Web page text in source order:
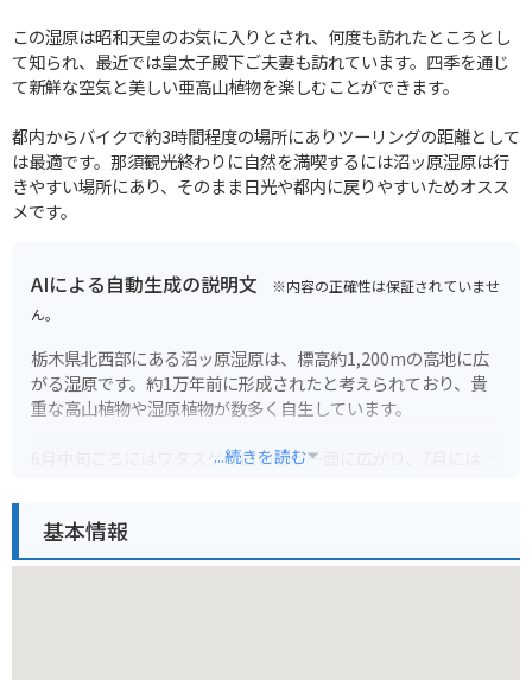
この湿原は昭和天皇のお気に入りとされ、何度も訪れたところとし
て知られ、最近では皇太子殿下ご夫妻も訪れています。四季を通じ
て新鮮な空気と美しい亜高山植物を楽しむことができます。
都内からバイクで約3時間程度の場所にありツーリングの距離として
は最適です。那須観光終わりに自然を満喫するには沼ッ原湿原は行
きやすい場所にあり、そのまま日光や都内に戻りやすいためオスス
メです。
AIによる自動生成の説明文 ※内容の正確性は保証されていませ
ん。
栃木県北西部にある沼ッ原湿原は、標高約1,200mの高地に広
がる湿原です。約1万年前に形成されたと考えられており、貴
重な高山植物や湿原植物が数多く自生しています。
6月中旬ごろにはワタスゲの白い穂が一面に広がり、7月にはニ
楽しむことができます。
...続きを読む
基本情報